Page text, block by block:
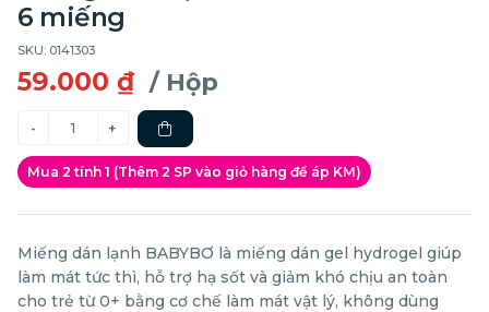
6 miếng
SKU: 0141303
59.000 ₫ / Hộp
Mua 2 tính 1 (Thêm 2 SP vào giỏ hàng để áp KM)
Miếng dán lạnh BABYBƠ là miếng dán gel hydrogel giúp
làm mát tức thì, hỗ trợ hạ sốt và giảm khó chịu an toàn
cho trẻ từ 0+ bằng cơ chế làm mát vật lý, không dùng